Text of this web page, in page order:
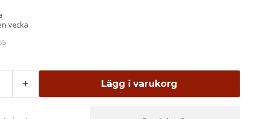
vecka
Lägg i varukorg